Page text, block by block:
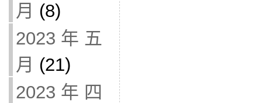
月 (8)
2023 年 五
月 (21)
2023 年 四